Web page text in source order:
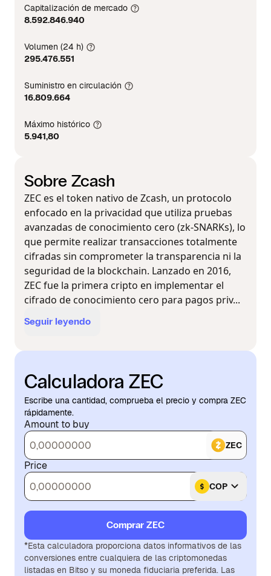
Capitalización de mercado
8.592.846.940
Volumen (24 h)
295.476.551
Suministro en circulación
16.809.664
Máximo histórico
5.941,80
Sobre Zcash
ZEC es el token nativo de Zcash, un protocolo
enfocado en la privacidad que utiliza pruebas
avanzadas de conocimiento cero (zk-SNARKs), lo
que permite realizar transacciones totalmente
cifradas sin comprometer la transparencia ni la
seguridad de la blockchain. Lanzado en 2016,
ZEC fue la primera cripto en implementar el
cifrado de conocimiento cero para pagos priv...
Seguir leyendo
Calculadora ZEC
Escribe una cantidad, comprueba el precio y compra ZEC
rápidamente.
Amount to buy
ZEC
Price
COP
Comprar ZEC
*Esta calculadora proporciona datos informativos de las
conversiones entre cualquiera de las criptomonedas
listadas en Bitso y su moneda fiduciaria preferida. Las